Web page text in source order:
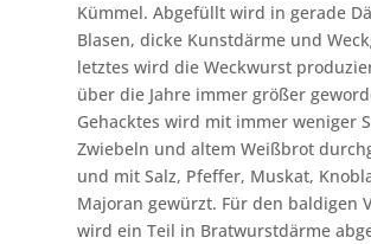
Kümmel. Abgefüllt wird in gerade
Blasen, dicke Kunstdärme und
letztes wird die Weckwurst
über die Jahre immer größer
Gehacktes wird mit immer weniger
Zwiebeln und altem Weißbrot
und mit Salz, Pfeffer, Muskat,
Majoran gewürzt. Für den baldigen
wird ein Teil in Bratwurstdärme